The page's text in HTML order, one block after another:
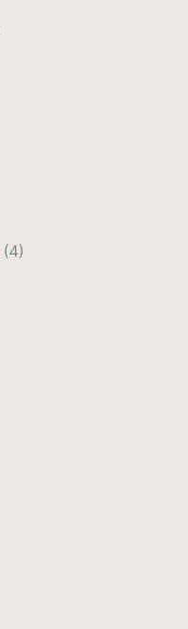
(4)